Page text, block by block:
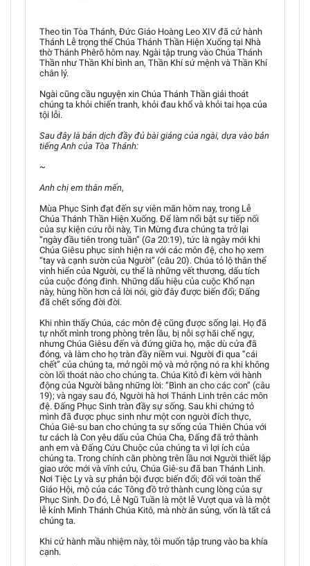
Theo tin Tòa Thánh, Đức Giáo Hoàng Leo XIV đã cử hành
Thánh Lễ trọng thể Chúa Thánh Thần Hiện Xuống tại Nhà
thờ Thánh Phêrô hôm nay. Ngài tập trung vào Chúa Thánh
Thần như Thần Khí bình an, Thần Khí sứ mệnh và Thần Khí
chân lý.
Ngài cũng cầu nguyện xin Chúa Thánh Thần giải thoát
chúng ta khỏi chiến tranh, khỏi đau khổ và khỏi tai họa của
tội lỗi.
Sau đây là bản dịch đầy đủ bài giảng của ngài, dựa vào bản
tiếng Anh của Tòa Thánh:
~
Anh chị em thân mến,
Mùa Phục Sinh đạt đến sự viên mãn hôm nay, trong Lễ
Chúa Thánh Thần Hiện Xuống. Để làm nổi bật sự tiếp nối
của sự kiện cứu rỗi này, Tin Mừng đưa chúng ta trở lại
“ngày đầu tiên trong tuần” (Ga 20:19), tức là ngày mới khi
Chúa Giêsu phục sinh hiện ra với các môn đệ, cho họ xem
“tay và cạnh sườn của Người” (câu 20). Chúa tỏ lộ thân thể
vinh hiển của Người, cụ thể là những vết thương, dấu tích
của cuộc đóng đinh. Những dấu hiệu của cuộc Khổ nạn
này, hùng hồn hơn cả lời nói, giờ đây được biến đổi; Đấng
đã chết sống đời đời.
Khi nhìn thấy Chúa, các môn đệ cũng được sống lại. Họ đã
tự nhốt mình trong phòng trên lầu, bị nỗi sợ hãi chế ngự,
nhưng Chúa Giêsu đến và đứng giữa họ, mặc dù cửa đã
đóng, và làm cho họ tràn đầy niềm vui. Người đi qua “cái
chết” của chúng ta, mở ngôi mộ và mở rộng nó ra khi không
còn lối thoát nào cho chúng ta. Chúa Kitô đi kèm với hành
động của Người bằng những lời: “Bình an cho các con” (câu
19); và ngay sau đó, Người hà hơi Thánh Linh trên các môn
đệ. Đấng Phục Sinh tràn đầy sự sống. Sau khi chứng tỏ
mình đã được phục sinh như một con người đích thực,
Chúa Giê-su ban cho chúng ta sự sống của Thiên Chúa với
tư cách là Con yêu dấu của Chúa Cha, Đấng đã trở thành
anh em và Đấng Cứu Chuộc của chúng ta vì lợi ích của
chúng ta. Trong chính căn phòng trên lầu nơi Người thiết lập
giao ước mới và vĩnh cửu, Chúa Giê-su đã ban Thánh Linh.
Nơi Tiệc Ly và sự phản bội được biến đổi; đối với toàn thể
Giáo Hội, mộ của các Tông đồ trở thành cung lòng của sự
Phục Sinh. Do đó, Lễ Ngũ Tuần là một lễ Vượt qua và là một
lễ kính Mình Thánh Chúa Kitô, mà nhờ ân sủng, vốn là tất cả
chúng ta.
Khi cử hành mầu nhiệm này, tôi muốn tập trung vào ba khía
cạnh.